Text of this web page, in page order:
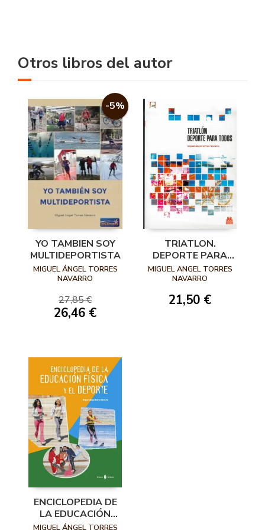
Otros libros del autor
-5%
YO TAMBIEN SOY
MULTIDEPORTISTA
MIGUEL ÁNGEL TORRES
NAVARRO
27,85 €
26,46 €
TRIATLON.
DEPORTE PARA
TODOS
MIGUEL ANGEL TORRES
NAVARRO
21,50 €
ENCICLOPEDIA DE
LA EDUCACIÓN
FÍSICA Y EL
MIGUEL ÁNGEL TORRES